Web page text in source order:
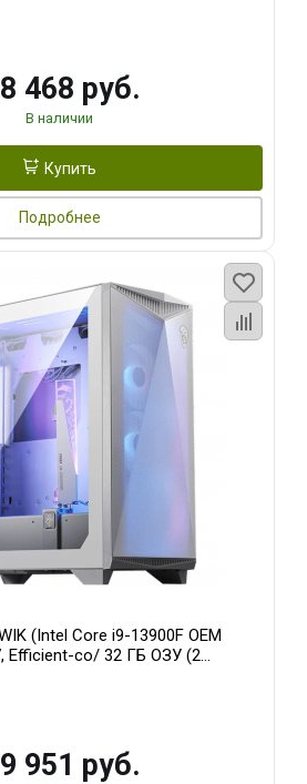
468 руб.
В наличии
Купить
Подробнее
(Intel Core i9-13900F OEM
Efficient-co/ 32 ГБ ОЗУ (2
AERO OC 16GB GDDR7
951 руб.